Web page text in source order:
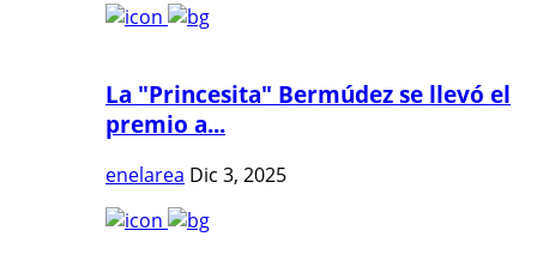
La "Princesita" Bermúdez se llevó el
premio a...
enelarea Dic 3, 2025